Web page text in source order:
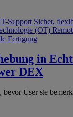
Support Sicher,
(OT)
Fertigung
in
DEX
bevor User sie